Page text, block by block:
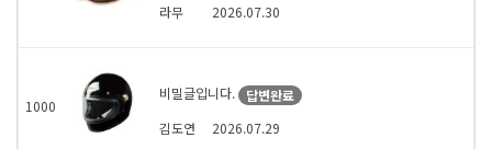
라무
2026.07.30
1000
비밀글입니다.
답변완료
김도연
2026.07.29